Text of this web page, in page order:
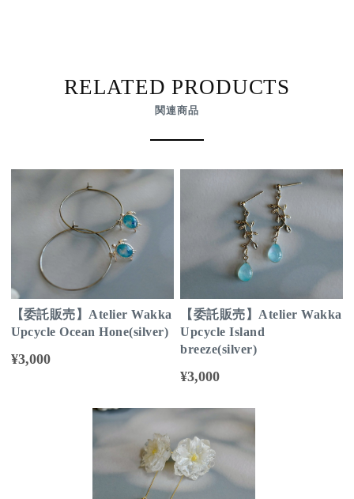
RELATED PRODUCTS
関連商品
【委託販売】Atelier Wakka
Upcycle Ocean Hone(silver)
¥3,000
【委託販売】Atelier Wakka
Upcycle Island
breeze(silver)
¥3,000